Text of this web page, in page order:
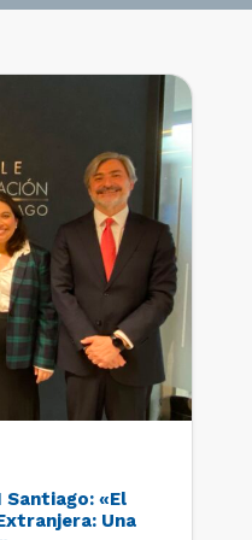
Santiago: «El
Una